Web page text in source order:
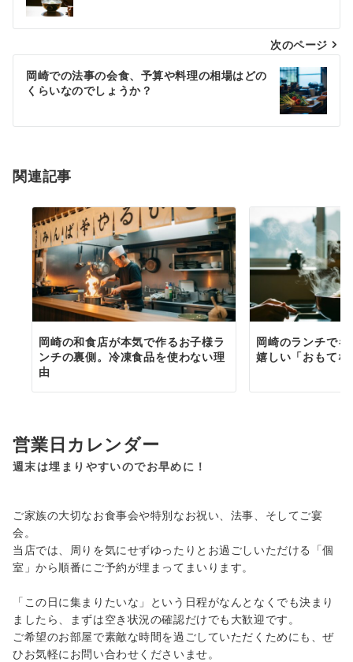
ビ
ゲ
シ
ン
次のページ
岡崎での法事の会食、予算や料理の相場はどの
くらいなのでしょうか？
関連記事
岡崎の和食店が本気で作るお子様ラ
ンチの裏側。冷凍食品を使わない理
由
岡崎のランチで
嬉しい「おもて
営業日カレンダー
週末は埋まりやすいのでお早めに！
ご家族の大切なお食事会や特別なお祝い、法事、そしてご宴
会。
当店では、周りを気にせずゆったりとお過ごしいただける「個
室」から順番にご予約が埋まってまいります。
「この日に集まりたいな」という日程がなんとなくでも決まり
ましたら、まずは空き状況の確認だけでも大歓迎です。
ご希望のお部屋で素敵な時間を過ごしていただくためにも、ぜ
ひお気軽にお問い合わせくださいませ。